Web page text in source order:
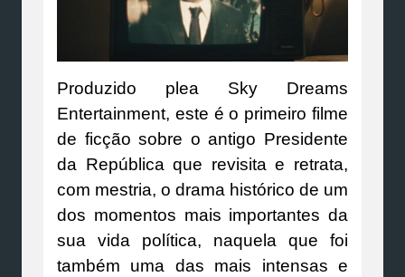
Produzido plea Sky Dreams
Entertainment, este é o primeiro filme
de ficção sobre o antigo Presidente
da República que revisita e retrata,
com mestria, o drama histórico de um
dos momentos mais importantes da
sua vida política, naquela que foi
também uma das mais intensas e